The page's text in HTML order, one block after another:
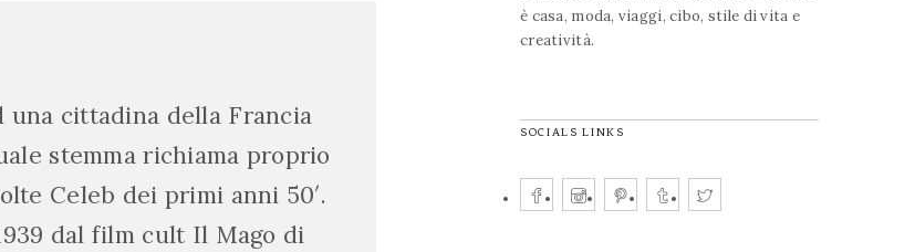
una cittadina della Francia
stemma richiama proprio
Celeb dei primi anni 50′.
dal film cult Il Mago di
è casa, moda, viaggi, cibo, stile di vita e
creatività.
SOCIALS LINKS